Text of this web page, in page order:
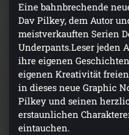
Eine bahnbrechende
Dav Pilkey, dem Autor
meistverkauften Serien
Underpants.Leser jeden
ihre eigenen
eigenen Kreativität
in dieses neue Graphic
Pilkey und seinen
erstaunlichen
eintauchen.